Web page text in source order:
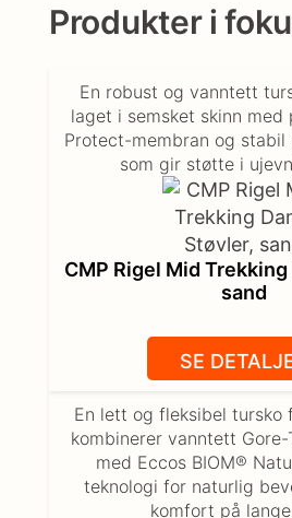
Produkter i
CMP Rigel Mid
sand
En robust og vanntett
laget i semsket skinn med
Protect-membran og stabil
som gir støtte i
SE
En lett og fleksibel tursko
kombinerer vanntett
med Eccos BIOM®
teknologi for naturlig
komfort på